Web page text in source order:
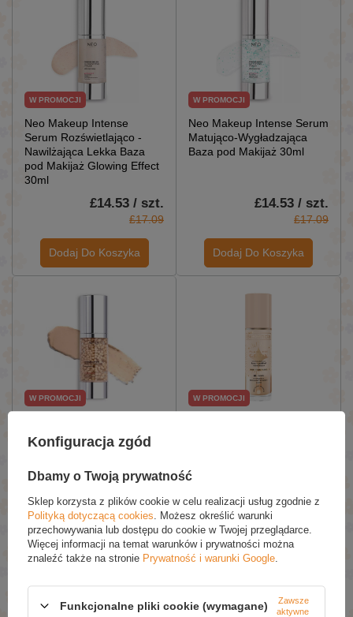
W PROMOCJI
Neo Makeup Intense
Serum Rozświetlająco -
Nawilżająca Lekka Baza
pod Makijaż Glowing Effect
30ml
£14.53 / szt.
£17.09
Dodaj Do Koszyka
W PROMOCJI
Neo Makeup Intense Serum
Matująco-Wygładzająca
Baza pod Makijaż 30ml
£14.53 / szt.
£17.09
Dodaj Do Koszyka
W PROMOCJI
Serum Pure Perfector
Pielęgnujący Krem-Baza
Rodzaju Skóry 30ml
£15.38 / szt.
£18.09
Dodaj Do Koszyka
W PROMOCJI
£8.74 / szt.
Dodaj Do Koszyka
Konfiguracja zgód
Dbamy o Twoją prywatność
Sklep korzysta z plików cookie w celu realizacji usług zgodnie z
Polityką dotyczącą cookies . Możesz określić warunki
przechowywania lub dostępu do cookie w Twojej przeglądarce.
Więcej informacji na temat warunków i prywatności można
znaleźć także na stronie Prywatność i warunki Google
Funkcjonalne pliki cookie (wymagane)
Zawsze
aktywne